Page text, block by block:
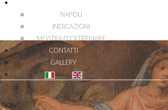
NAPOLI
INDICAZIONI
MOSTRA D'OLTREMARE
CONTATTI
GALLERY
Seleziona la tua lingua